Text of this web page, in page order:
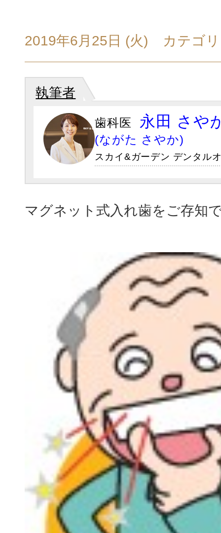
虫歯治療
ホワイトニング
（歯茎のホワイトニング）
小児歯科・小児矯正
女性の心と体をサポートする
口腔外科
歯ぎしり食いしばりの治療・
ボトックス治療
歯周病治療
設備・院内
FLOW
初診の方へ・治
医院案内・ア
PRICE
分院 おおみや新生歯科
2019年6月25日 (火) カテゴ
執筆者
歯科医 永田 さや
(ながた さやか)
スカイ&ガーデン デンタル
マグネット式入れ歯をご存知